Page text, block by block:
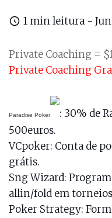
1 min leitura -
Private Coaching =
Private Coaching
Paradise Poker
: 30% de
500euros.
VCpoker: Conta de
grátis.
Sng Wizard:
allin/fold em
Poker Strategy: